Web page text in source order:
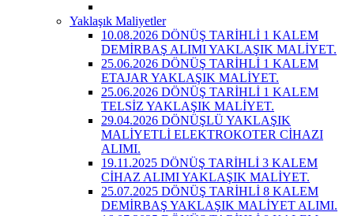
Yaklaşık Maliyetler
10.08.2026 DÖNÜŞ TARİHLİ 1 KALEM
DEMİRBAŞ ALIMI YAKLAŞIK MALİYET.
25.06.2026 DÖNÜŞ TARİHLİ 1 KALEM
ETAJAR YAKLAŞIK MALİYET.
25.06.2026 DÖNÜŞ TARİHLİ 1 KALEM
TELSİZ YAKLAŞIK MALİYET.
29.04.2026 DÖNÜŞLÜ YAKLAŞIK
MALİYETLİ ELEKTROKOTER CİHAZI
ALIMI.
19.11.2025 DÖNÜŞ TARİHLİ 3 KALEM
CİHAZ ALIMI YAKLAŞIK MALİYET.
25.07.2025 DÖNÜŞ TARİHLİ 8 KALEM
DEMİRBAŞ YAKLAŞIK MALİYET ALIMI.